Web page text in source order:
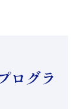
ログラ